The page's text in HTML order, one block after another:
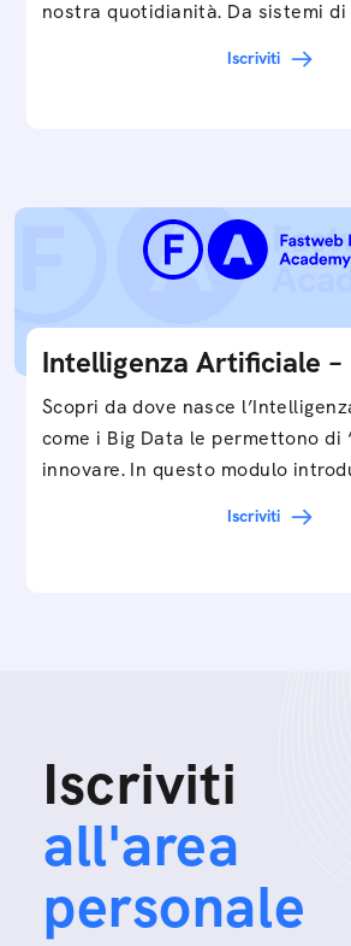
nostra quotidianità. Da sistemi
Iscriviti
Intelligenza Artificiale –
Scopri da dove nasce
come i Big Data le permettono di
innovare. In questo modulo
Iscriviti
Iscriviti
all'area
personale